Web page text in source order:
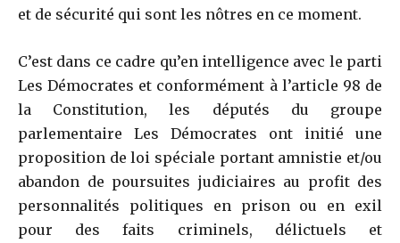
et de sécurité qui sont les nôtres en ce moment.
C’est dans ce cadre qu’en intelligence avec le parti
Les Démocrates et conformément à l’article 98 de
la Constitution, les députés du groupe
parlementaire Les Démocrates ont initié une
proposition de loi spéciale portant amnistie et/ou
abandon de poursuites judiciaires au profit des
personnalités politiques en prison ou en exil
pour des faits criminels, délictuels et